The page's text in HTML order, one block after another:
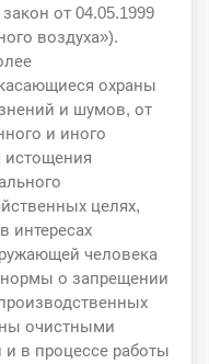
от 04.05.1999
воздуха»).
охраны
и шумов, от
и иного
истощения
целях,
интересах
человека
о запрещении
очистными
в процессе работы